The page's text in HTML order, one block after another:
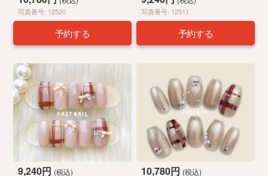
写真番号: 12520
予約する
写真番号: 12511
予約する
9,240円 (税込) 10,780円 (税込)